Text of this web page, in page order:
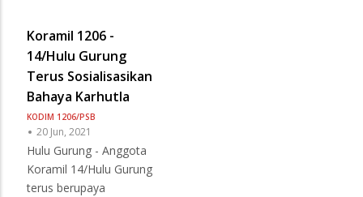
Koramil 1206 -
14/Hulu Gurung
Terus Sosialisasikan
Bahaya Karhutla
KODIM 1206/PSB
20 Jun, 2021
Hulu Gurung - Anggota
Koramil 14/Hulu Gurung
terus berupaya